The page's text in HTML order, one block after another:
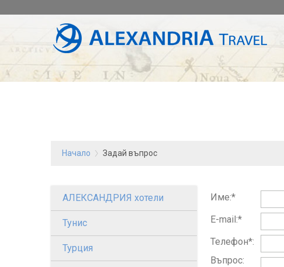
Начало Задай въпрос
АЛЕКСАНДРИЯ хотели
Тунис
Турция
Име:*
E-mail:*
Телефон*:
Въпрос: